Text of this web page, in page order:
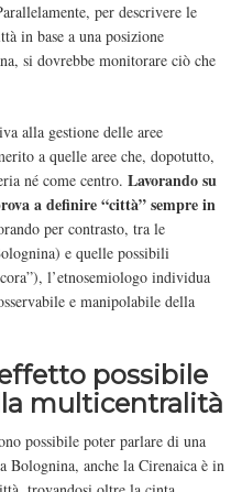
per descrivere le
in base a una posizione
si dovrebbe monitorare ciò che
alla gestione delle aree
a quelle aree che, dopotutto,
né come centro. Lavorando su
a definire “città” sempre in
per contrasto, tra le
e quelle possibili
l’etnosemiologo individua
e manipolabile della
possibile
multicentralità
possibile poter parlare di una
Bolognina, anche la Cirenaica è in